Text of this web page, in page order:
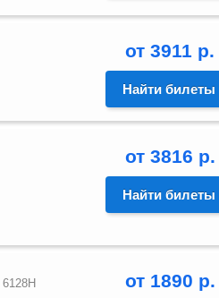
от 3911 р.
Найти билеты
от 3816 р.
Найти билеты
от 1890 р.